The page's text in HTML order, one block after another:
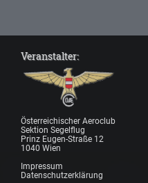
Veranstalter:
Österreichischer Aeroclub
Sektion Segelflug
Prinz Eugen-Straße 12
1040 Wien
Impressum
Datenschutzerklärung